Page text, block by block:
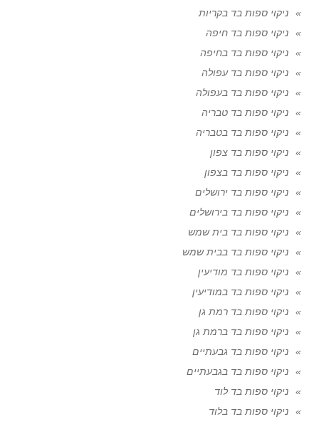
ניקוי ספות בד בקריות
ניקוי ספות בד חיפה
ניקוי ספות בד בחיפה
ניקוי ספות בד עפולה
ניקוי ספות בד בעפולה
ניקוי ספות בד טבריה
ניקוי ספות בד בטבריה
ניקוי ספות בד צפון
ניקוי ספות בד בצפון
ניקוי ספות בד ירושלים
ניקוי ספות בד בירושלים
ניקוי ספות בד בית שמש
ניקוי ספות בד בבית שמש
ניקוי ספות בד מודיעין
ניקוי ספות בד במודיעין
ניקוי ספות בד רמת גן
ניקוי ספות בד ברמת גן
ניקוי ספות בד גבעתיים
ניקוי ספות בד בגבעתיים
ניקוי ספות בד לוד
ניקוי ספות בד בלוד